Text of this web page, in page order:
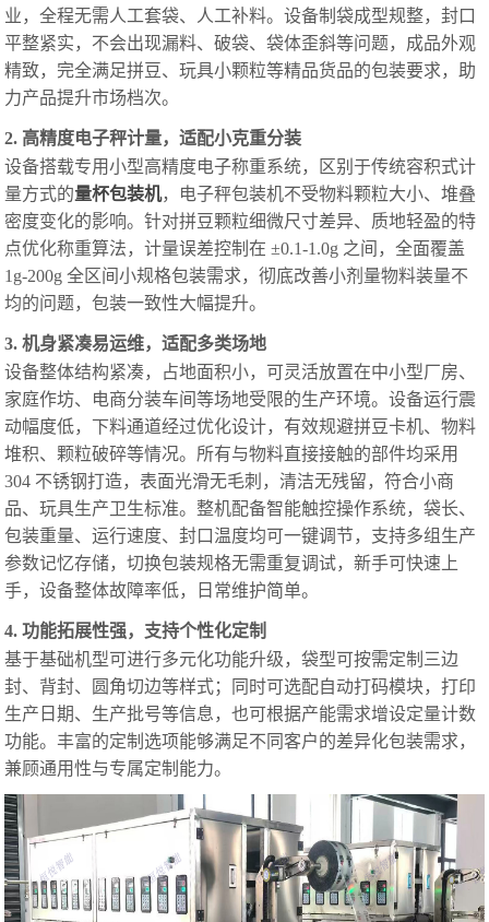
业，全程无需人工套袋、人工补料。设备制袋成型规整，封口
平整紧实，不会出现漏料、破袋、袋体歪斜等问题，成品外观
精致，完全满足拼豆、玩具小颗粒等精品货品的包装要求，助
力产品提升市场档次。
2. 高精度电子秤计量，适配小克重分装
设备搭载专用小型高精度电子称重系统，区别于传统容积式计
量方式的量杯包装机，电子秤包装机不受物料颗粒大小、堆叠
密度变化的影响。针对拼豆颗粒细微尺寸差异、质地轻盈的特
点优化称重算法，计量误差控制在 ±0.1-1.0g 之间，全面覆盖
1g-200g 全区间小规格包装需求，彻底改善小剂量物料装量不
均的问题，包装一致性大幅提升。
3. 机身紧凑易运维，适配多类场地
设备整体结构紧凑，占地面积小，可灵活放置在中小型厂房、
家庭作坊、电商分装车间等场地受限的生产环境。设备运行震
动幅度低，下料通道经过优化设计，有效规避拼豆卡机、物料
堆积、颗粒破碎等情况。所有与物料直接接触的部件均采用
304 不锈钢打造，表面光滑无毛刺，清洁无残留，符合小商
品、玩具生产卫生标准。整机配备智能触控操作系统，袋长、
包装重量、运行速度、封口温度均可一键调节，支持多组生产
参数记忆存储，切换包装规格无需重复调试，新手可快速上
手，设备整体故障率低，日常维护简单。
4. 功能拓展性强，支持个性化定制
基于基础机型可进行多元化功能升级，袋型可按需定制三边
封、背封、圆角切边等样式；同时可选配自动打码模块，打印
生产日期、生产批号等信息，也可根据产能需求增设定量计数
功能。丰富的定制选项能够满足不同客户的差异化包装需求，
兼顾通用性与专属定制能力。